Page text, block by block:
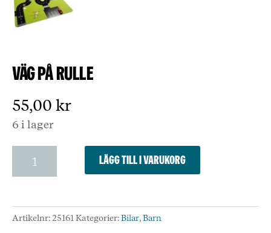
Väg på rulle
55,00 kr
6 i lager
Lägg till i varukorg
Artikelnr:25161Kategorier:Bilar,Barn